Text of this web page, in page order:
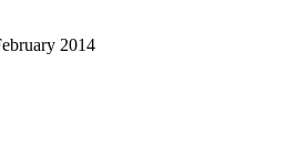
2014